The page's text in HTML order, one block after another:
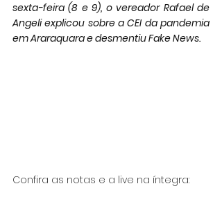
sexta-feira (8 e 9), o vereador Rafael de
Angeli explicou sobre a CEI da pandemia
em Araraquara e desmentiu Fake News.
Confira as notas e a live na íntegra: